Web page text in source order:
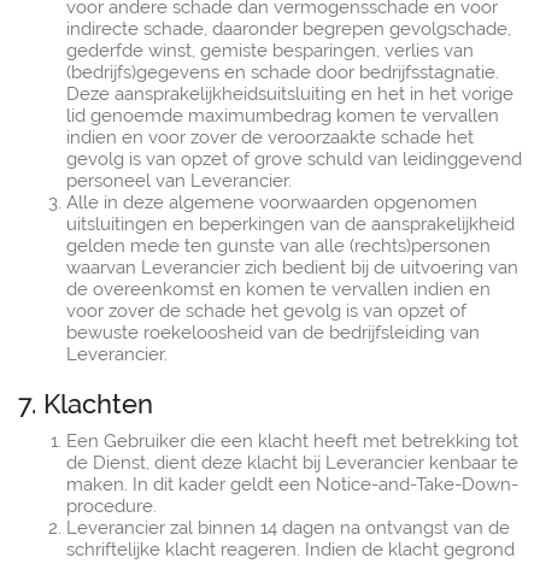
voor andere schade dan vermogensschade en voor
indirecte schade, daaronder begrepen gevolgschade,
gederfde winst, gemiste besparingen, verlies van
(bedrijfs)gegevens en schade door bedrijfsstagnatie.
Deze aansprakelijkheidsuitsluiting en het in het vorige
lid genoemde maximumbedrag komen te vervallen
indien en voor zover de veroorzaakte schade het
gevolg is van opzet of grove schuld van leidinggevend
personeel van Leverancier.
Alle in deze algemene voorwaarden opgenomen
uitsluitingen en beperkingen van de aansprakelijkheid
gelden mede ten gunste van alle (rechts)personen
waarvan Leverancier zich bedient bij de uitvoering van
de overeenkomst en komen te vervallen indien en
voor zover de schade het gevolg is van opzet of
bewuste roekeloosheid van de bedrijfsleiding van
Leverancier.
7. Klachten
Een Gebruiker die een klacht heeft met betrekking tot
de Dienst, dient deze klacht bij Leverancier kenbaar te
maken. In dit kader geldt een Notice-and-Take-Down-
procedure.
Leverancier zal binnen 14 dagen na ontvangst van de
schriftelijke klacht reageren. Indien de klacht gegrond